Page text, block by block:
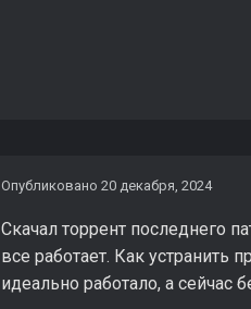
Опубликовано 20 декабря, 2024
Скачал торрент последнего
все работает. Как устранить
идеально работало, а сейчас